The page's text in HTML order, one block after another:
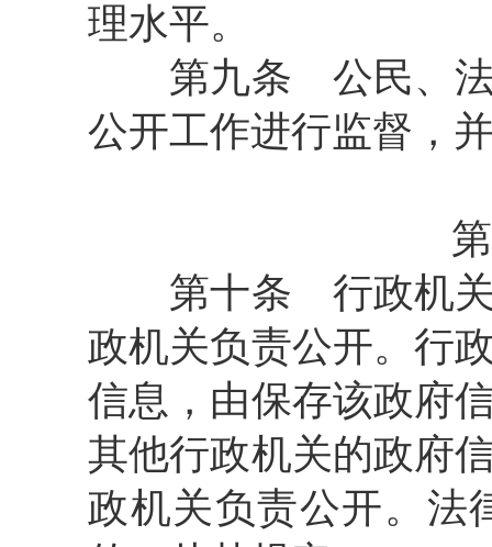
理水平。
第九条 公民、
公开工作进行监督，
第十条 行政机
政机关负责公开。行
信息，由保存该政府
其他行政机关的政府
政机关负责公开。法